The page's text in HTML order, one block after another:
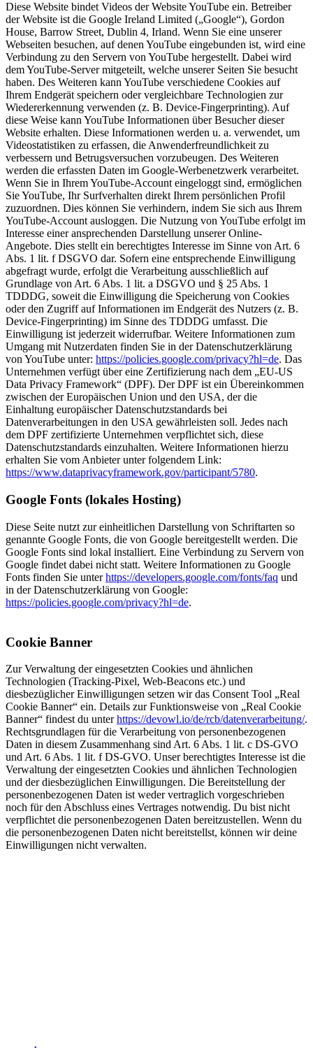
Diese Website bindet Videos der Website YouTube ein. Betreiber
der Website ist die Google Ireland Limited („Google“), Gordon
House, Barrow Street, Dublin 4, Irland. Wenn Sie eine unserer
Webseiten besuchen, auf denen YouTube eingebunden ist, wird eine
Verbindung zu den Servern von YouTube hergestellt. Dabei wird
dem YouTube-Server mitgeteilt, welche unserer Seiten Sie besucht
haben. Des Weiteren kann YouTube verschiedene Cookies auf
Ihrem Endgerät speichern oder vergleichbare Technologien zur
Wiedererkennung verwenden (z. B. Device-Fingerprinting). Auf
diese Weise kann YouTube Informationen über Besucher dieser
Website erhalten. Diese Informationen werden u. a. verwendet, um
Videostatistiken zu erfassen, die Anwenderfreundlichkeit zu
verbessern und Betrugsversuchen vorzubeugen. Des Weiteren
werden die erfassten Daten im Google-Werbenetzwerk verarbeitet.
Wenn Sie in Ihrem YouTube-Account eingeloggt sind, ermöglichen
Sie YouTube, Ihr Surfverhalten direkt Ihrem persönlichen Profil
zuzuordnen. Dies können Sie verhindern, indem Sie sich aus Ihrem
YouTube-Account ausloggen. Die Nutzung von YouTube erfolgt im
Interesse einer ansprechenden Darstellung unserer Online-
Angebote. Dies stellt ein berechtigtes Interesse im Sinne von Art. 6
Abs. 1 lit. f DSGVO dar. Sofern eine entsprechende Einwilligung
abgefragt wurde, erfolgt die Verarbeitung ausschließlich auf
Grundlage von Art. 6 Abs. 1 lit. a DSGVO und § 25 Abs. 1
TDDDG, soweit die Einwilligung die Speicherung von Cookies
oder den Zugriff auf Informationen im Endgerät des Nutzers (z. B.
Device-Fingerprinting) im Sinne des TDDDG umfasst. Die
Einwilligung ist jederzeit widerrufbar. Weitere Informationen zum
Umgang mit Nutzerdaten finden Sie in der Datenschutzerklärung
von YouTube unter: https://policies.google.com/privacy?hl=de. Das
Unternehmen verfügt über eine Zertifizierung nach dem „EU-US
Data Privacy Framework“ (DPF). Der DPF ist ein Übereinkommen
zwischen der Europäischen Union und den USA, der die
Einhaltung europäischer Datenschutzstandards bei
Datenverarbeitungen in den USA gewährleisten soll. Jedes nach
dem DPF zertifizierte Unternehmen verpflichtet sich, diese
Datenschutzstandards einzuhalten. Weitere Informationen hierzu
erhalten Sie vom Anbieter unter folgendem Link:
https://www.dataprivacyframework.gov/participant/5780.
Google Fonts (lokales Hosting)
Diese Seite nutzt zur einheitlichen Darstellung von Schriftarten so
genannte Google Fonts, die von Google bereitgestellt werden. Die
Google Fonts sind lokal installiert. Eine Verbindung zu Servern von
Google findet dabei nicht statt. Weitere Informationen zu Google
Fonts finden Sie unterhttps://developers.google.com/fonts/faq und
in der Datenschutzerklärung von Google:
https://policies.google.com/privacy?hl=de.
Cookie Banner
Zur Verwaltung der eingesetzten Cookies und ähnlichen
Technologien (Tracking-Pixel, Web-Beacons etc.) und
diesbezüglicher Einwilligungen setzen wir das Consent Tool „Real
Cookie Banner“ ein. Details zur Funktionsweise von „Real Cookie
Banner“ findest du unterhttps://devowl.io/de/rcb/datenverarbeitung/.
Rechtsgrundlagen für die Verarbeitung von personenbezogenen
Daten in diesem Zusammenhang sind Art. 6 Abs. 1 lit. c DS-GVO
und Art. 6 Abs. 1 lit. f DS-GVO. Unser berechtigtes Interesse ist die
Verwaltung der eingesetzten Cookies und ähnlichen Technologien
und der diesbezüglichen Einwilligungen. Die Bereitstellung der
personenbezogenen Daten ist weder vertraglich vorgeschrieben
noch für den Abschluss eines Vertrages notwendig. Du bist nicht
verpflichtet die personenbezogenen Daten bereitzustellen. Wenn du
die personenbezogenen Daten nicht bereitstellst, können wir deine
Einwilligungen nicht verwalten.